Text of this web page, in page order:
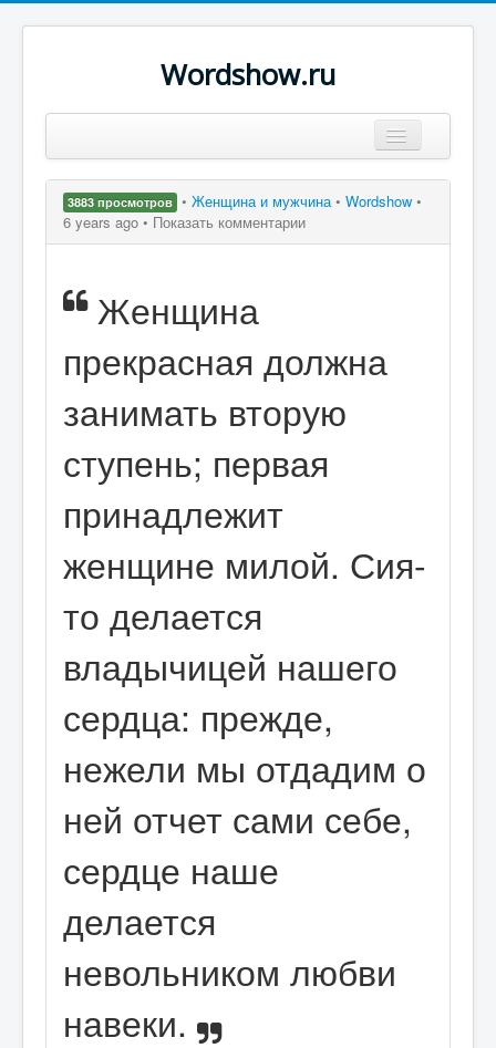
Wordshow.ru
Популярные цитаты
Поиск
3883 просмотров • Женщина и мужчина• Wordshow •
6 years ago • Показать комментарии
Женщина
прекрасная должна
занимать вторую
ступень; первая
принадлежит
женщине милой. Сия-
то делается
владычицей нашего
сердца: прежде,
нежели мы отдадим о
ней отчет сами себе,
сердце наше
делается
невольником любви
навеки.